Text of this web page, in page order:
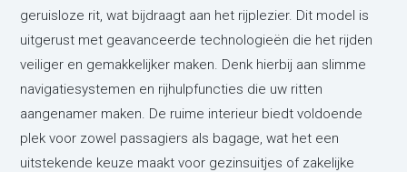
geruisloze rit, wat bijdraagt aan het rijplezier. Dit model is
uitgerust met geavanceerde technologieën die het rijden
veiliger en gemakkelijker maken. Denk hierbij aan slimme
navigatiesystemen en rijhulpfuncties die uw ritten
aangenamer maken. De ruime interieur biedt voldoende
plek voor zowel passagiers als bagage, wat het een
uitstekende keuze maakt voor gezinsuitjes of zakelijke